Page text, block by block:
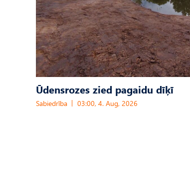
Ūdensrozes zied pagaidu dīķī
Sabiedrība 03:00, 4. Aug, 2026